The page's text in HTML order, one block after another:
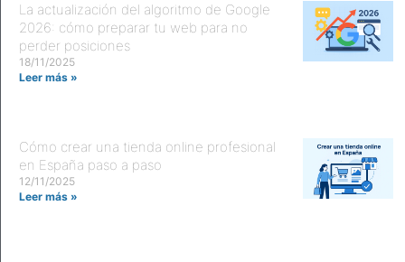
La actualización del algoritmo de Google
2026: cómo preparar tu web para no
perder posiciones
18/11/2025
Leer más »
Cómo crear una tienda online profesional
en España paso a paso
12/11/2025
Leer más »